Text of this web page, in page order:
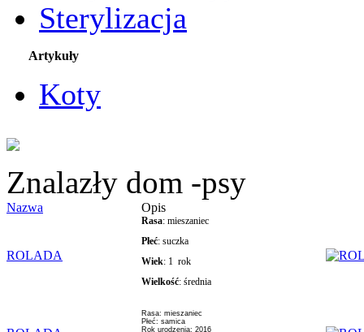
Sterylizacja
Artykuły
Koty
Znalazły dom -psy
Nazwa Opis
ROLADA
Rasa: mieszaniec
Płeć: suczka
Wiek: 1 rok
Wielkość: średnia
Rasa: mieszaniec
Płeć: samica
Rok urodzenia: 2016